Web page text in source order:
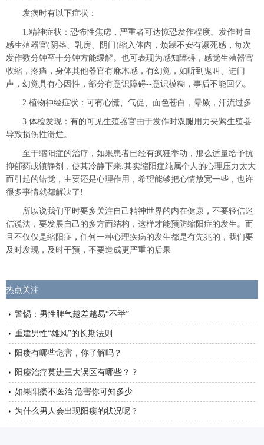
发病时有以下症状：
1.精神症状：恐怖性焦虑，严重者可达惊恐发作程度。发作时自
感生殖器官(阴茎、乳房、阴门)缩入体内，烦躁不安有濒死感，每次
发作数分钟至十分钟方能缓解。也可表现为感知障碍，感觉生殖器官
收缩，疼痛，身体其他器官有麻木感，有幻觉，如听到鬼叫、进门
声，幻觉具有心因性，部分有意识障碍--意识模糊，事后不能回忆。
2.植物神经症状：可有心慌、气促、面色苍白，晕厥，汗流过多
3.体检发现：有的可见生殖器官由于发作时双腿用力夹紧生殖器
导致损伤性溃烂。
至于缩阳症的治疗，如果患者已经有疯狂举动，那么适量给予抗
抑郁药或镇静剂，使其冷静下来.其实缩阳症纯属个人的心理压力太大
而引起的错觉，主要还是心理作用，希望能够把心情放宽一些，也许
很多事情就都解决了!
所以说我们平时要多关注自己精神世界的内在健康，不要轻信迷
信说法，要发展自己的多方面结构，这样才能预防缩阳症的发生。而
且不仅仅是缩阳症，任何一种心理疾病的发生都是有先兆的，我们要
及时发现，及时干预，不要造成更严重的后果
热点关注
警惕：男性脾气越差越易“不举”
重建男性“雄风”的长期法则
阳痿有哪些危害，你了解吗？
阳痿治疗莫进三大误区有哪些？？
如果阳痿不医治 危害你可知多少
为什么男人会出现阳痿的状况呢？